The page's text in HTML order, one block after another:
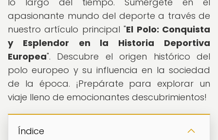
apasionante mundo del deporte a través de
nuestro artículo principal "El Polo: Conquista
y Esplendor en la Historia Deportiva
Europea". Descubre el origen histórico del
polo europeo y su influencia en la sociedad
de la época. ¡Prepárate para explorar un
viaje lleno de emocionantes descubrimientos!
Índice